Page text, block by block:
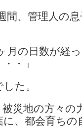
間、管理人の
月の日数が経
・・」
た。
災地の方々
、都会育ち